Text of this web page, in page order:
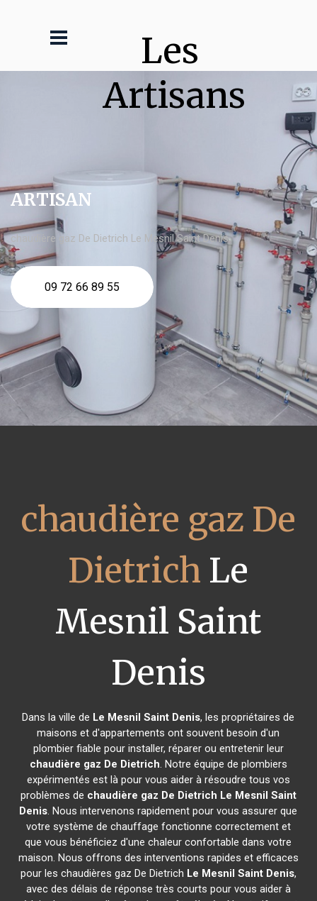
Les
Artisans
ARTISAN
chaudière gaz De Dietrich Le Mesnil Saint Denis
09 72 66 89 55
chaudière gaz De
Dietrich Le
Mesnil Saint
Denis
Dans la ville de Le Mesnil Saint Denis, les propriétaires de
maisons et d'appartements ont souvent besoin d'un
plombier fiable pour installer, réparer ou entretenir leur
chaudière gaz De Dietrich. Notre équipe de plombiers
expérimentés est là pour vous aider à résoudre tous vos
problèmes de chaudière gaz De Dietrich Le Mesnil Saint
Denis. Nous intervenons rapidement pour vous assurer que
votre système de chauffage fonctionne correctement et
que vous bénéficiez d'une chaleur confortable dans votre
maison. Nous offrons des interventions rapides et efficaces
pour les chaudières gaz De Dietrich Le Mesnil Saint Denis,
avec des délais de réponse très courts pour vous aider à